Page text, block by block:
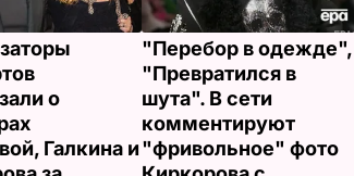
о
Галкина и
"Перебор в одежде",
"Превратился в
шута". В сети
комментируют
"фривольное" фото